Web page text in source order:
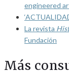
engineered
La revista
Fundación
Más